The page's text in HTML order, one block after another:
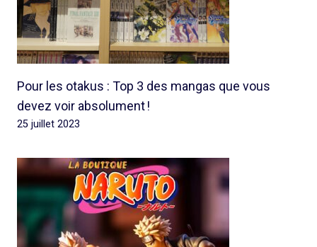
Pour les otakus : Top 3 des mangas que vous
devez voir absolument !
25 juillet 2023